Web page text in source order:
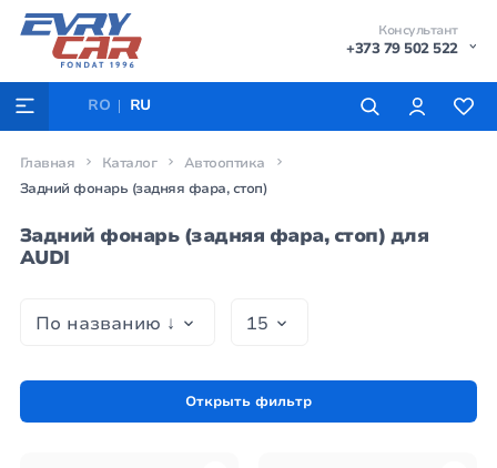
Консультант
+373 79 502 522
RO RU
Главная Каталог
Автооптика
Задний фонарь (задняя фара, стоп)
Задний фонарь (задняя фара, стоп) для
AUDI
Открыть фильтр